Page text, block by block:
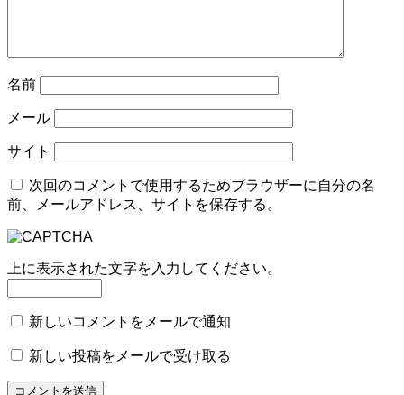
名前
メール
サイト
次回のコメントで使用するためブラウザーに自分の名
前、メールアドレス、サイトを保存する。
上に表示された文字を入力してください。
新しいコメントをメールで通知
新しい投稿をメールで受け取る